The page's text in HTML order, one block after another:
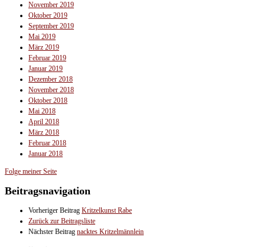
November 2019
Oktober 2019
September 2019
Mai 2019
März 2019
Februar 2019
Januar 2019
Dezember 2018
November 2018
Oktober 2018
Mai 2018
April 2018
März 2018
Februar 2018
Januar 2018
Folge meiner Seite
Beitragsnavigation
Vorheriger Beitrag Kritzelkunst Rabe
Zurück zur Beitragsliste
Nächster Beitrag nacktes Kritzelmännlein